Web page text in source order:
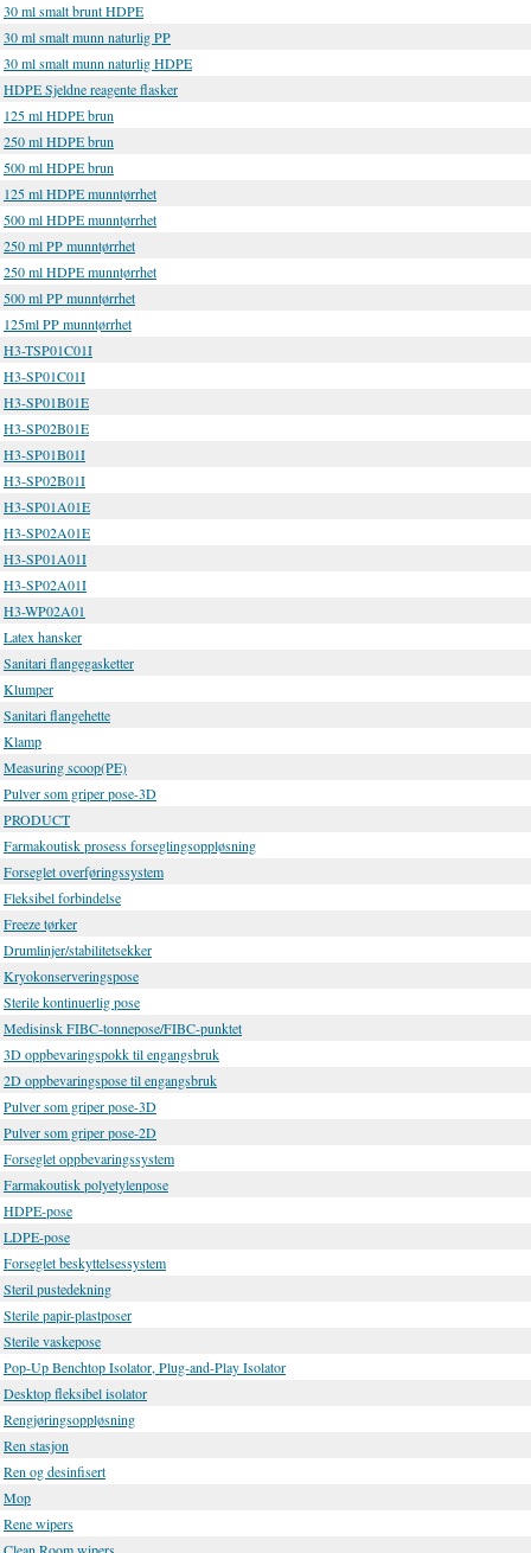
30 ml smalt brunt HDPE
30 ml smalt munn naturlig PP
30 ml smalt munn naturlig HDPE
HDPE Sjeldne reagente flasker
125 ml HDPE brun
250 ml HDPE brun
500 ml HDPE brun
125 ml HDPE munntørrhet
500 ml HDPE munntørrhet
250 ml PP munntørrhet
250 ml HDPE munntørrhet
500 ml PP munntørrhet
125ml PP munntørrhet
H3-TSP01C01I
H3-SP01C01I
H3-SP01B01E
H3-SP02B01E
H3-SP01B01I
H3-SP02B01I
H3-SP01A01E
H3-SP02A01E
H3-SP01A01I
H3-SP02A01I
H3-WP02A01
Latex hansker
Sanitari flangegasketter
Klumper
Sanitari flangehette
Klamp
Measuring scoop(PE)
Pulver som griper pose-3D
PRODUCT
Farmakoutisk prosess forseglingsoppløsning
Forseglet overføringssystem
Fleksibel forbindelse
Freeze tørker
Drumlinjer/stabilitetsekker
Kryokonserveringspose
Sterile kontinuerlig pose
Medisinsk FIBC-tonnepose/FIBC-punktet
3D oppbevaringspokk til engangsbruk
2D oppbevaringspose til engangsbruk
Pulver som griper pose-3D
Pulver som griper pose-2D
Forseglet oppbevaringssystem
Farmakoutisk polyetylenpose
HDPE-pose
LDPE-pose
Forseglet beskyttelsessystem
Steril pustedekning
Sterile papir-plastposer
Sterile vaskepose
Pop-Up Benchtop Isolator, Plug-and-Play Isolator
Desktop fleksibel isolator
Rengjøringsoppløsning
Ren stasjon
Ren og desinfisert
Mop
Rene wipers